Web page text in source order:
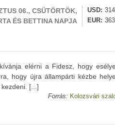
06., CSÜTÖRTÖK,
ÉS BETTINA NAPJA
USD
EUR
elérni a Fidesz, hogy
hogy újra állampárti kézbe
[...]
Forrás: Kolozsvári